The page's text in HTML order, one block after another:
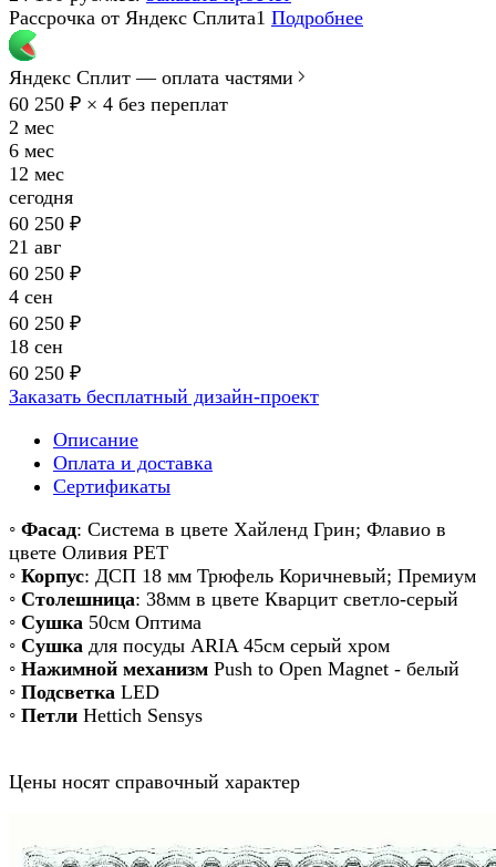
Рассрочка от Яндекс Сплита1 Подробнее
Яндекс Сплит — оплата частями
60 250 ₽ × 4 без переплат
2 мес
6 мес
12 мес
сегодня
60 250 ₽
21 авг
60 250 ₽
4 сен
60 250 ₽
18 сен
60 250 ₽
Заказать бесплатный дизайн-проект
Описание
Оплата и доставка
Сертификаты
◦ Фасад: Система в цвете Хайленд Грин; Флавио в
цвете Оливия РЕТ
◦ Корпус: ДСП 18 мм Трюфель Коричневый; Премиум
◦ Столешница: 38мм в цвете Кварцит светло-серый
◦ Сушка 50см Оптима
◦ Сушка для посуды ARIA 45см серый хром
◦ Нажимной механизм Push to Open Magnet - белый
◦ Подсветка LED
◦ Петли Hettich Sensys
Цены носят справочный характер